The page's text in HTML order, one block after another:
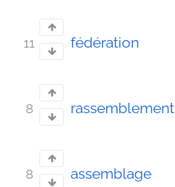
11 fédération
8 rassemblement
8 assemblage